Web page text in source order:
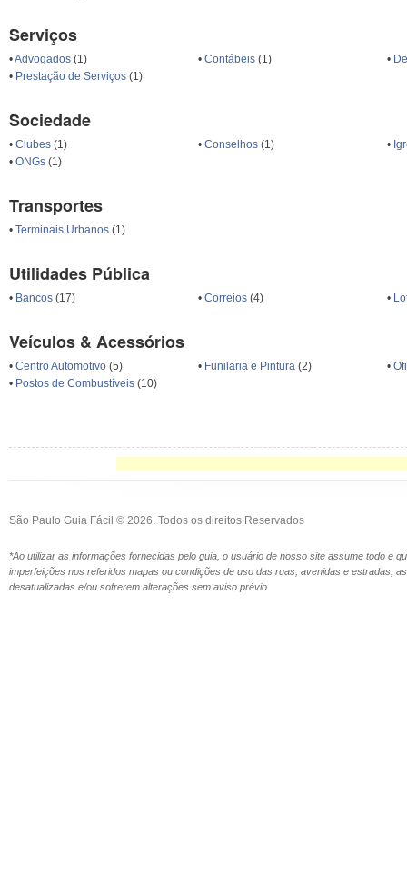
Serviços
•Advogados (1) • Contábeis(1) •
• Prestação de Serviços (1)
Sociedade
• Clubes (1) • Conselhos(1) •
• ONGs (1)
Transportes
• Terminais Urbanos (1)
Utilidades Pública
• Bancos (17) • Correios(4) •
Veículos & Acessórios
• Centro Automotivo (5) • Funilaria e Pintura(2) •
• Postos de Combustíveis (10)
São Paulo Guia Fácil © 2026. Todos os direitos Reservados
*Ao utilizar as informações fornecidas pelo guia, o usuário de nosso site assume todo e
imperfeições nos referidos mapas ou condições de uso das ruas, avenidas e estradas,
desatualizadas e/ou sofrerem alterações sem aviso prévio.